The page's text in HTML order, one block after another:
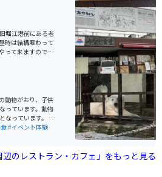
堀江港前にある老
時は結構賑わって
って来ますので、
気なのかと言い
」です。ここの
のアルミの鍋に入
めのおうどんが、
や各種定食類もあ
れるお店だと思
動物がおり、子供
っています。動物
なっています。 四
で、近くにある
るようになって
#イベント体験
辺のレストラン・カフェ」をもっと見る